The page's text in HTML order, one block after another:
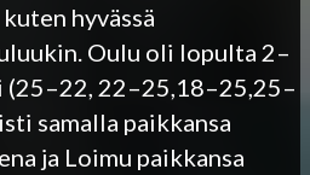
hyvässä
Oulu oli lopulta 2–
22–25,18–25,25–
samalla paikkansa
ja Loimu paikkansa